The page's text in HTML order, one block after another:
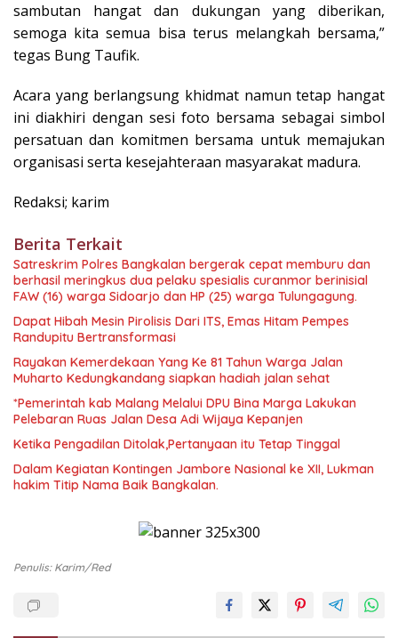
sambutan hangat dan dukungan yang diberikan,
semoga kita semua bisa terus melangkah bersama,”
tegas Bung Taufik.
Acara yang berlangsung khidmat namun tetap hangat
ini diakhiri dengan sesi foto bersama sebagai simbol
persatuan dan komitmen bersama untuk memajukan
organisasi serta kesejahteraan masyarakat madura.
Redaksi; karim
Berita Terkait
Satreskrim Polres Bangkalan bergerak cepat memburu dan
berhasil meringkus dua pelaku spesialis curanmor berinisial
FAW (16) warga Sidoarjo dan HP (25) warga Tulungagung.
Dapat Hibah Mesin Pirolisis Dari ITS, Emas Hitam Pempes
Randupitu Bertransformasi
Rayakan Kemerdekaan Yang Ke 81 Tahun Warga Jalan
Muharto Kedungkandang siapkan hadiah jalan sehat
*Pemerintah kab Malang Melalui DPU Bina Marga Lakukan
Pelebaran Ruas Jalan Desa Adi Wijaya Kepanjen
Ketika Pengadilan Ditolak,Pertanyaan itu Tetap Tinggal
Dalam Kegiatan Kontingen Jambore Nasional ke XII, Lukman
hakim Titip Nama Baik Bangkalan.
Penulis: Karim/red